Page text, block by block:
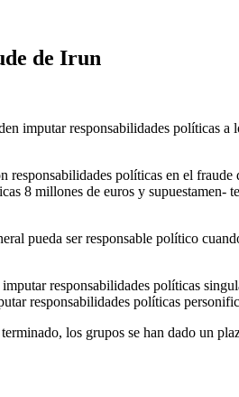
de Irun
imputar responsabilidades políticas a
responsabilidades políticas en el
8 millones de euros y supuestamen-
pueda ser responsable político
responsabilidades políticas
responsabilidades políticas
los grupos se han dado un